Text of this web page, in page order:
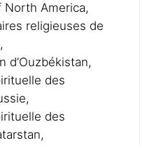
North America,
religieuses de
d’Ouzbékistan,
des
des